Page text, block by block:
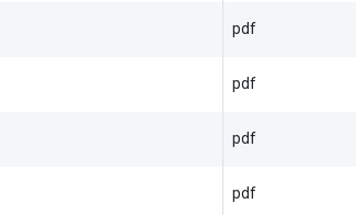
pdf
pdf
pdf
pdf